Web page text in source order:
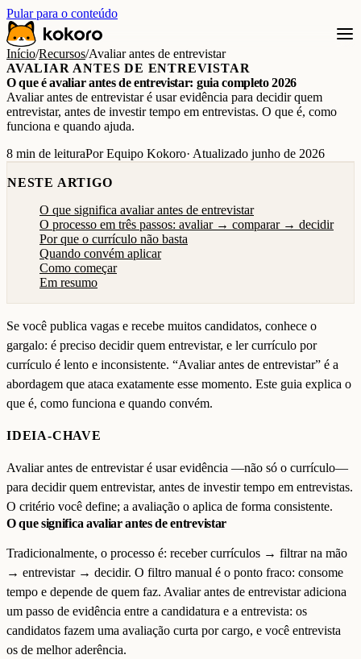
Pular para o conteúdo
Início/Recursos/Avaliar antes de entrevistar
AVALIAR ANTES DE ENTREVISTAR
O que é avaliar antes de entrevistar: guia completo 2026
Avaliar antes de entrevistar é usar evidência para decidir quem
entrevistar, antes de investir tempo em entrevistas. O que é, como
funciona e quando ajuda.
8 min de leituraPor Equipo Kokoro· Atualizado junho de 2026
NESTE ARTIGO
O que significa avaliar antes de entrevistar
O processo em três passos: avaliar → comparar → decidir
Por que o currículo não basta
Quando convém aplicar
Como começar
Em resumo
Se você publica vagas e recebe muitos candidatos, conhece o
gargalo: é preciso decidir quem entrevistar, e ler currículo por
currículo é lento e inconsistente. “Avaliar antes de entrevistar” é a
abordagem que ataca exatamente esse momento. Este guia explica o
que é, como funciona e quando convém.
IDEIA-CHAVE
Avaliar antes de entrevistar é usar evidência —não só o currículo—
para decidir quem entrevistar, antes de investir tempo em entrevistas.
O critério você define; a avaliação o aplica de forma consistente.
O que significa avaliar antes de entrevistar
Tradicionalmente, o processo é: receber currículos → filtrar na mão
→ entrevistar → decidir. O filtro manual é o ponto fraco: consome
tempo e depende de quem faz. Avaliar antes de entrevistar adiciona
um passo de evidência entre a candidatura e a entrevista: os
candidatos fazem uma avaliação curta por cargo, e você entrevista
os de melhor aderência.